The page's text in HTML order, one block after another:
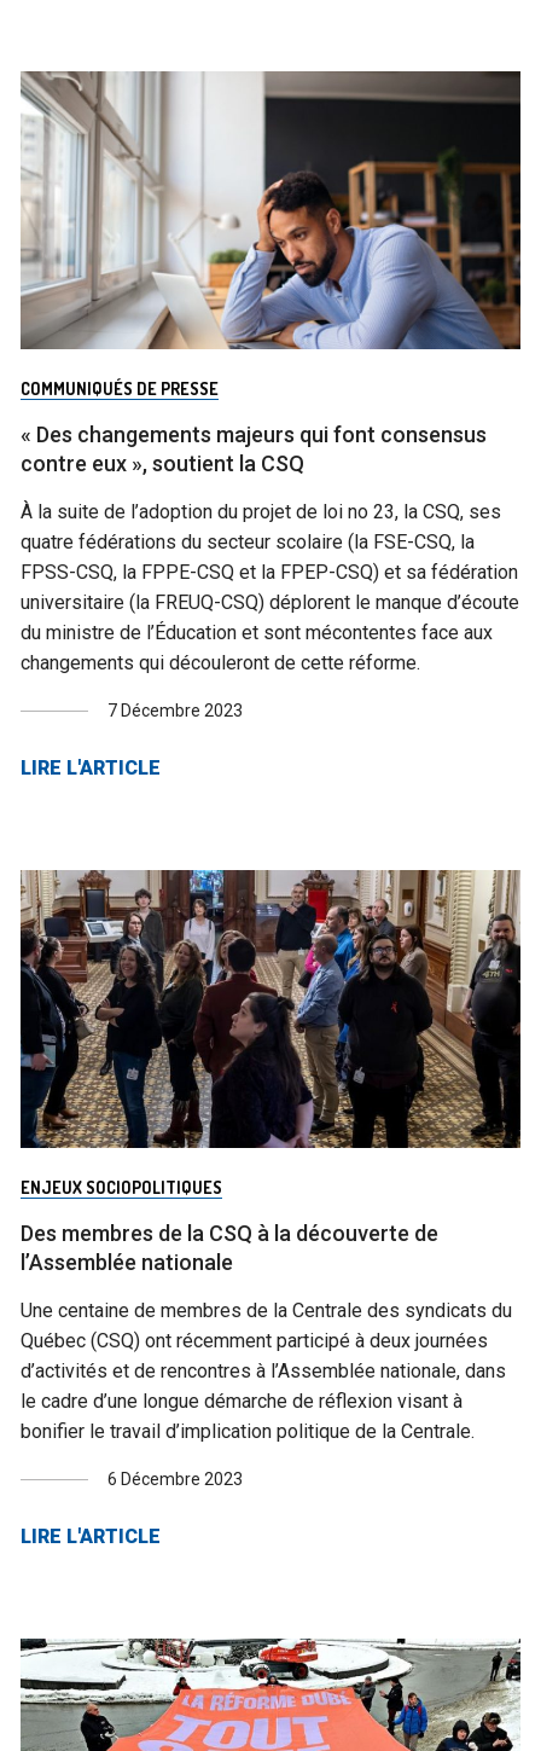
COMMUNIQUÉS DE PRESSE
« Des changements majeurs qui font consensus
contre eux », soutient la CSQ
À la suite de l’adoption du projet de loi no 23, la CSQ, ses
quatre fédérations du secteur scolaire (la FSE-CSQ, la
FPSS-CSQ, la FPPE-CSQ et la FPEP-CSQ) et sa fédération
universitaire (la FREUQ-CSQ) déplorent le manque d’écoute
du ministre de l’Éducation et sont mécontentes face aux
changements qui découleront de cette réforme.
7 Décembre 2023
LIRE L'ARTICLE
ENJEUX SOCIOPOLITIQUES
Des membres de la CSQ à la découverte de
l’Assemblée nationale
Une centaine de membres de la Centrale des syndicats du
Québec (CSQ) ont récemment participé à deux journées
d’activités et de rencontres à l’Assemblée nationale, dans
le cadre d’une longue démarche de réflexion visant à
bonifier le travail d’implication politique de la Centrale.
6 Décembre 2023
LIRE L'ARTICLE